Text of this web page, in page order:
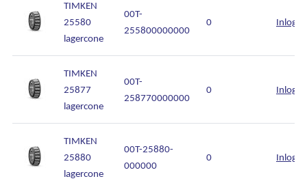
TIMKEN
25580
lagercone
00T-
255800000000
0
TIMKEN
25877
lagercone
00T-
258770000000
0
TIMKEN
25880
lagercone
00T-25880-
000000
0